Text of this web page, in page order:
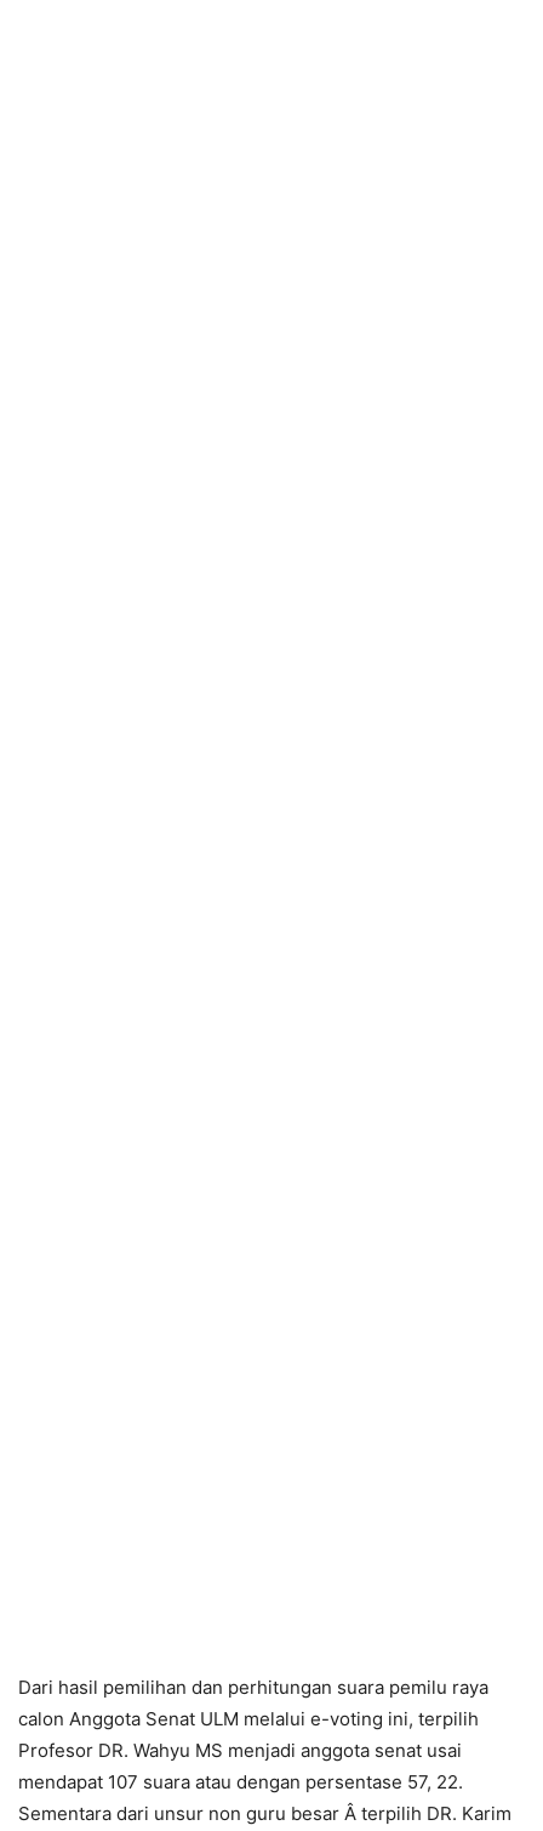
Dari hasil pemilihan dan perhitungan suara pemilu raya
calon Anggota Senat ULM melalui e-voting ini, terpilih
Profesor DR. Wahyu MS menjadi anggota senat usai
mendapat 107 suara atau dengan persentase 57, 22.
Sementara dari unsur non guru besar Â terpilih DR. Karim